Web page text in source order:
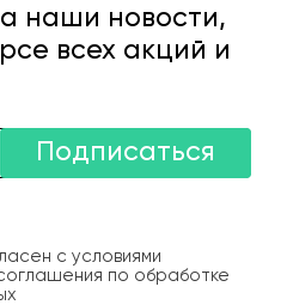
наши новости,
всех акций и
Подписаться
с условиями
по обработке